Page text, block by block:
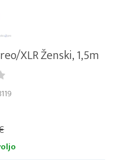
XLR Ženski, 1,5m